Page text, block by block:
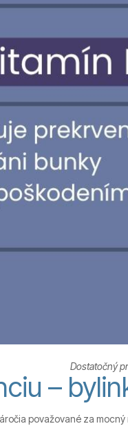
Dostatočný
–
považované za